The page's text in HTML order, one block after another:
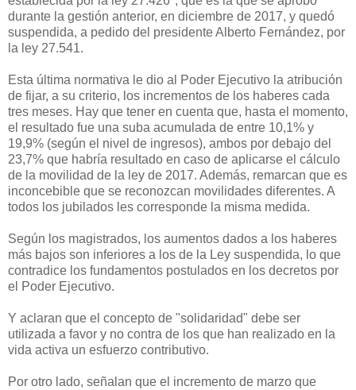
durante la gestión anterior, en diciembre de 2017, y quedó
suspendida, a pedido del presidente Alberto Fernández, por
la ley 27.541.
Esta última normativa le dio al Poder Ejecutivo la atribución
de fijar, a su criterio, los incrementos de los haberes cada
tres meses. Hay que tener en cuenta que, hasta el momento,
el resultado fue una suba acumulada de entre 10,1% y
19,9% (según el nivel de ingresos), ambos por debajo del
23,7% que habría resultado en caso de aplicarse el cálculo
de la movilidad de la ley de 2017. Además, remarcan que es
inconcebible que se reconozcan movilidades diferentes. A
todos los jubilados les corresponde la misma medida.
Según los magistrados, los aumentos dados a los haberes
más bajos son inferiores a los de la Ley suspendida, lo que
contradice los fundamentos postulados en los decretos por
el Poder Ejecutivo.
Y aclaran que el concepto de "solidaridad" debe ser
utilizada a favor y no contra de los que han realizado en la
vida activa un esfuerzo contributivo.
Por otro lado, señalan que el incremento de marzo que